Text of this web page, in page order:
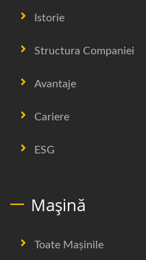
Istorie
Structura Companiei
Avantaje
Cariere
ESG
Mașină
Toate Mașinile